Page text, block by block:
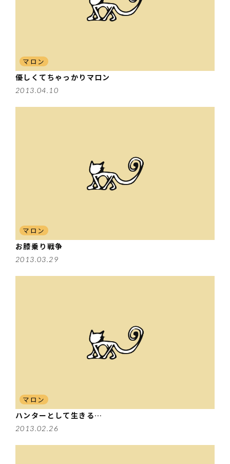
マロン
優しくてちゃっかりマロン
2013.04.10
マロン
お膝乗り戦争
2013.03.29
マロン
ハンターとして生きる…
2013.02.26